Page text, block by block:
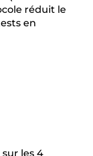
réduit le
en
les 4